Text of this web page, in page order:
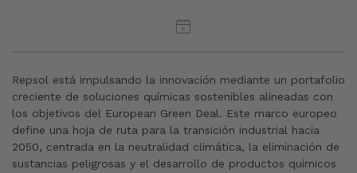
Repsol está impulsando la innovación mediante un portafolio
creciente de soluciones químicas sostenibles alineadas con
los objetivos del European Green Deal. Este marco europeo
define una hoja de ruta para la transición industrial hacia
2050, centrada en la neutralidad climática, la eliminación de
sustancias peligrosas y el desarrollo de productos químicos